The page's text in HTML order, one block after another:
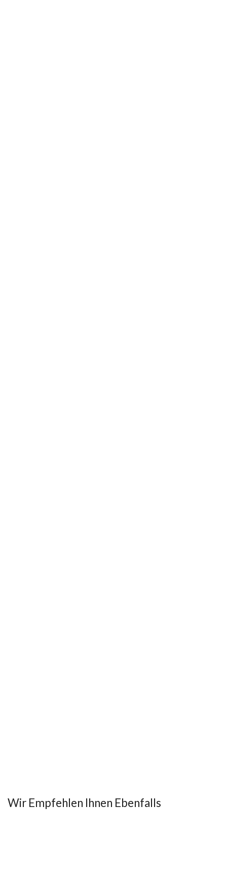
Wir Empfehlen Ihnen Ebenfalls